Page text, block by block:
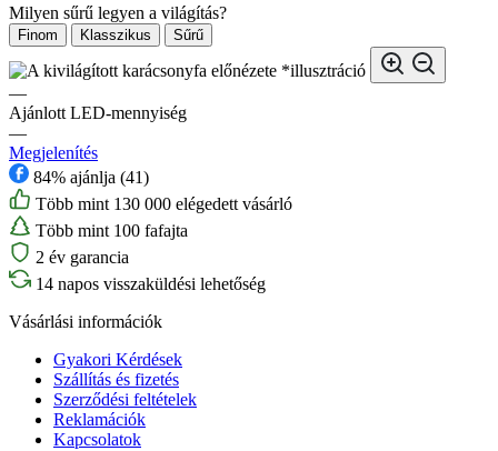
Milyen sűrű legyen a világítás?
Finom Klasszikus Sűrű
*illusztráció
—
Ajánlott LED-mennyiség
—
Megjelenítés
84% ajánlja (41)
Több mint 130 000 elégedett vásárló
Több mint 100 fafajta
2 év garancia
14 napos visszaküldési lehetőség
Vásárlási információk
Gyakori Kérdések
Szállítás és fizetés
Szerződési feltételek
Reklamációk
Kapcsolatok